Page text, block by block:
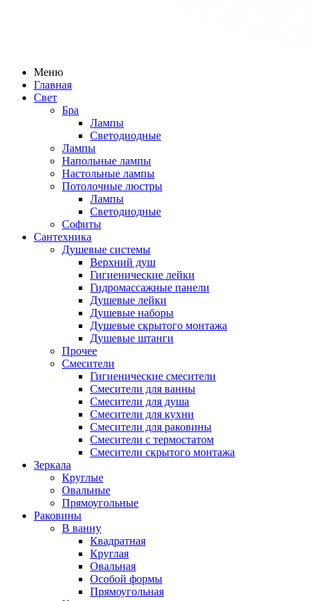
Меню
Главная
Свет
Бра
Лампы
Светодиодные
Лампы
Напольные лампы
Настольные лампы
Потолочные люстры
Лампы
Светодиодные
Софиты
Сантехника
Душевые системы
Верхний душ
Гигиенические лейки
Гидромассажные панели
Душевые лейки
Душевые наборы
Душевые скрытого монтажа
Душевые штанги
Прочее
Смесители
Гигиенические смесители
Смесители для ванны
Смесители для душа
Смесители для кухни
Смесители для раковины
Смесители с термостатом
Смесители скрытого монтажа
Зеркала
Круглые
Овальные
Прямоугольные
Раковины
В ванну
Квадратная
Круглая
Овальная
Особой формы
Прямоугольная